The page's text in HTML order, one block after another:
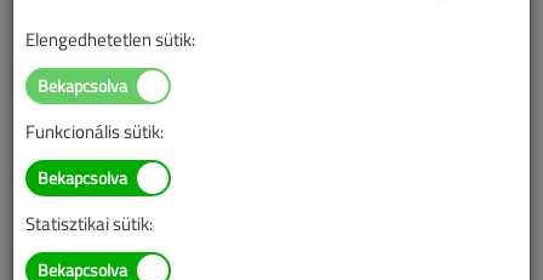
Lapszám:
Vezérléstechnika
Elengedhetetlen sütik:
Funkcionális sütik:
Statisztikai sütik: